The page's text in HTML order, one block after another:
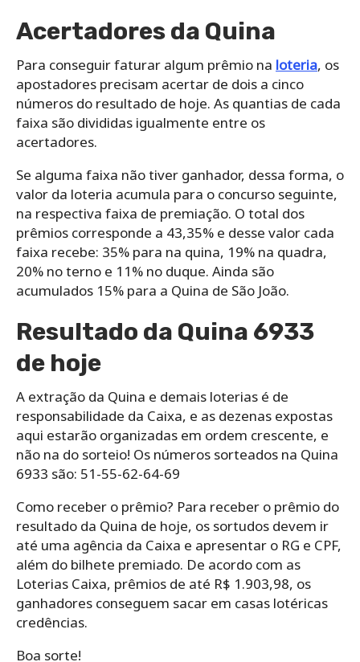
Acertadores da Quina
Para conseguir faturar algum prêmio na loteria, os
apostadores precisam acertar de dois a cinco
números do resultado de hoje. As quantias de cada
faixa são divididas igualmente entre os
acertadores.
Se alguma faixa não tiver ganhador, dessa forma, o
valor da loteria acumula para o concurso seguinte,
na respectiva faixa de premiação. O total dos
prêmios corresponde a 43,35% e desse valor cada
faixa recebe: 35% para na quina, 19% na quadra,
20% no terno e 11% no duque. Ainda são
acumulados 15% para a Quina de São João.
Resultado da Quina 6933
de hoje
A extração da Quina e demais loterias é de
responsabilidade da Caixa, e as dezenas expostas
aqui estarão organizadas em ordem crescente, e
não na do sorteio! Os números sorteados na Quina
6933 são: 51-55-62-64-69
Como receber o prêmio? Para receber o prêmio do
resultado da Quina de hoje, os sortudos devem ir
até uma agência da Caixa e apresentar o RG e CPF,
além do bilhete premiado. De acordo com as
Loterias Caixa, prêmios de até R$ 1.903,98, os
ganhadores conseguem sacar em casas lotéricas
credências.
Boa sorte!